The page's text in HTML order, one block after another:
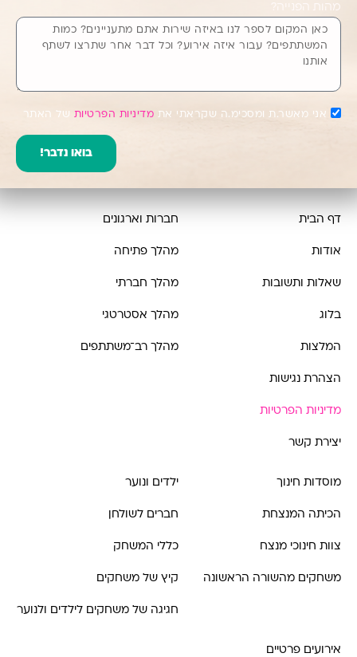
מהות הפנייה?
אני מאשר.ת ומסכימ.ה שקראתי את מדיניות הפרטיות של האתר
בואו נדבר!
דף הבית
אודות
שאלות ותשובות
בלוג
המלצות
הצהרת נגישות
מדיניות הפרטיות
יצירת קשר
חברות וארגונים
מהלך פתיחה
מהלך חברתי
מהלך אסטרטגי
מהלך רב־משתתפים
מוסדות חינוך
הכיתה המנצחת
צוות חינוכי מנצח
משחקים מהשורה הראשונה
ילדים ונוער
חברים לשולחן
כללי המשחק
קיץ של משחקים
חגיגה של משחקים לילדים ולנוער
אירועים פרטיים